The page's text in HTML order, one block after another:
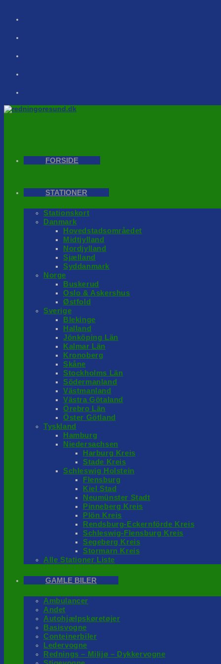
FORSIDE
STATIONER
Stationskort
Danmark
Hovedstadsområedet
Midtjylland
Nordjylland
Sjælland
Syddanmark
Norge
Buskerud
Oslo & Askershus
Østfold
Sverige
Blekinge
Halland
Jönköping Län
Kalmar Län
Kronoberg
Skåne
Stockholms Län
Södermanland
Västmanland
Västra Götaland
Örebro Län
Öster Götland
Tyskland
Hamburg
Niedersachsen
Harburg Kreis
Stade Kreis
Schleswig Holstein
Flensburg
Kiel Stad
Neumünster Stadt
Pinneberg Kreis
Plön Kreis
Rendsburg-Eckernförde Kreis
Schleswig-Flensburg Kreis
Segeberg Kreis
Stormarn Kreis
Alle Stationer Liste
GAMLE BILER
Ambulancer
Andet
Autohjælpskøretøjer
Basisvogne
Conteinerbiler
Ledervogne
Rednings – Milijø – Dykkervogne